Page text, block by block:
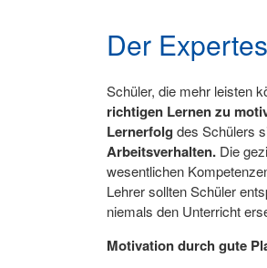
Der
Schüler, die mehr leisten
richtigen Lernen zu
Lernerfolg des Schülers
Arbeitsverhalten. Die
wesentlichen
Lehrer sollten Schüler
niemals den Unterricht
Motivation durch gute